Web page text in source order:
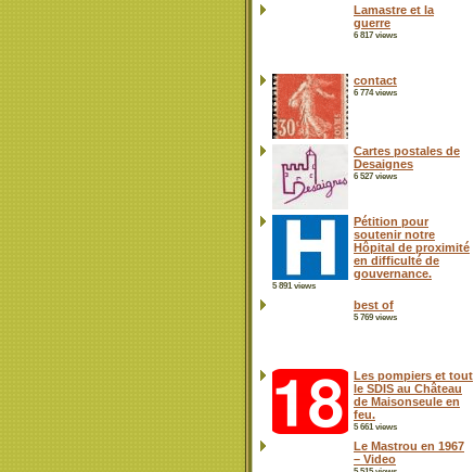
Lamastre et la
guerre
6 817 views
contact
6 774 views
Cartes postales de
Desaignes
6 527 views
Pétition pour
soutenir notre
Hôpital de proximité
en difficulté de
gouvernance.
5 891 views
best of
5 769 views
Les pompiers et tout
le SDIS au Château
de Maisonseule en
feu.
5 661 views
Le Mastrou en 1967
– Video